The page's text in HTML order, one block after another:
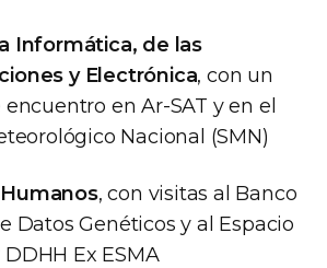
Informática, de las
y Electrónica, con un
en Ar-SAT y en el
Nacional (SMN)
, con visitas al Banco
Datos Genéticos y al Espacio
Ex ESMA